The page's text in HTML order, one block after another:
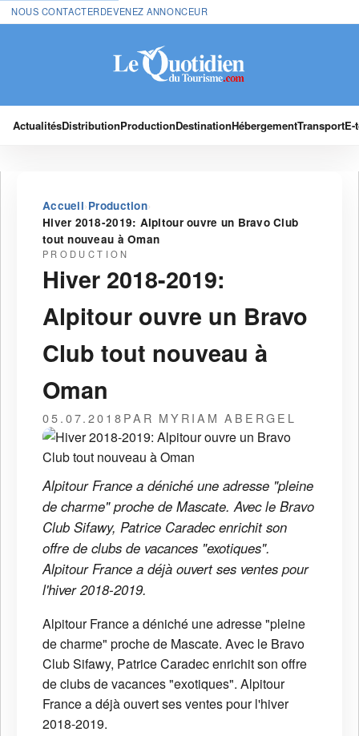
NOUS CONTACTERDEVENEZ ANNONCEUR
ActualitésDistributionProductionDestinationHébergementTransport
Accueil›Production›
Hiver 2018-2019: Alpitour ouvre un Bravo Club
tout nouveau à Oman
PRODUCTION
Hiver 2018-2019:
Alpitour ouvre un Bravo
Club tout nouveau à
Oman
05.07.2018PAR MYRIAM ABERGEL
Alpitour France a déniché une adresse "pleine
de charme" proche de Mascate. Avec le Bravo
Club Sifawy, Patrice Caradec enrichit son
offre de clubs de vacances "exotiques".
Alpitour France a déjà ouvert ses ventes pour
l'hiver 2018-2019.
Alpitour France a déniché une adresse "pleine
de charme" proche de Mascate. Avec le Bravo
Club Sifawy, Patrice Caradec enrichit son offre
de clubs de vacances "exotiques". Alpitour
France a déjà ouvert ses ventes pour l'hiver
2018-2019.